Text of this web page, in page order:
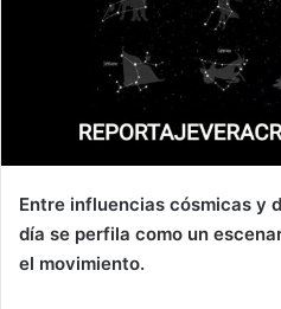
Entre influencias cósmicas y
día se perfila como un
el movimiento.